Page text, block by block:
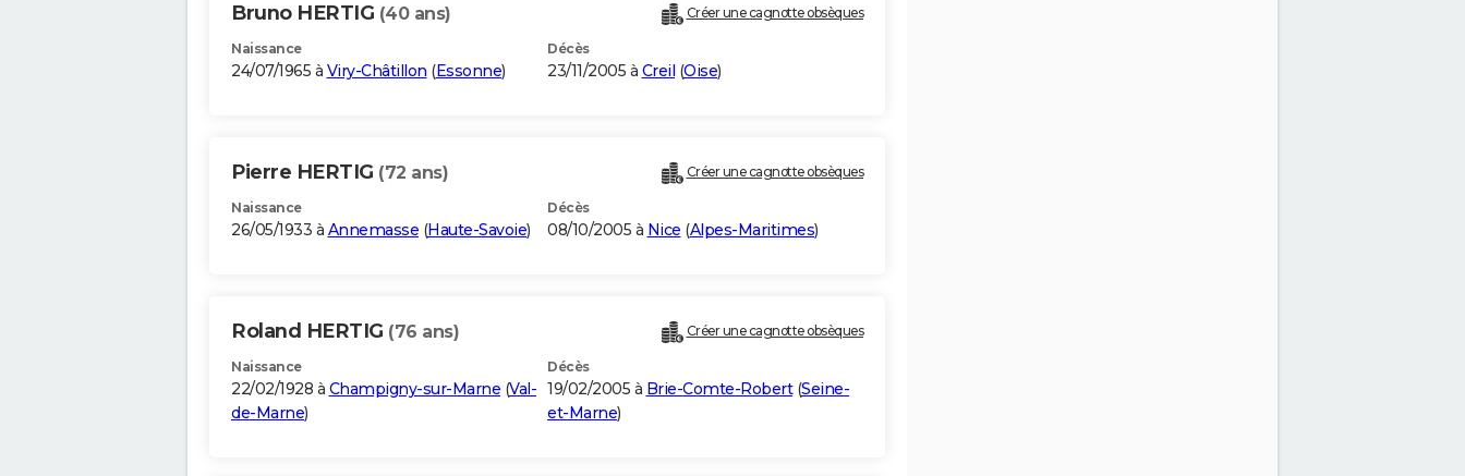
Bruno HERTIG (40 ans) Créer une cagnotte obsèques
Naissance
24/07/1965 à Viry-Châtillon (Essonne)
Décès
23/11/2005 à Creil (Oise)
Pierre HERTIG (72 ans) Créer une cagnotte obsèques
Naissance
26/05/1933 à Annemasse (Haute-Savoie)
Décès
08/10/2005 à Nice (Alpes-Maritimes)
Roland HERTIG (76 ans) Créer une cagnotte obsèques
Naissance
22/02/1928 à Champigny-sur-Marne (Val-
de-Marne)
Décès
19/02/2005 à Brie-Comte-Robert(Seine-
et-Marne)